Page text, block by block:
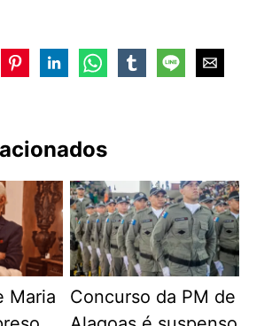
Maria
Concurso da PM de